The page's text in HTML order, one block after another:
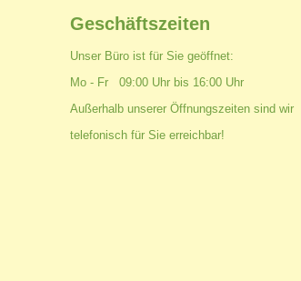
Geschäftszeiten
Unser Büro ist für Sie geöffnet:
Mo - Fr 09:00 Uhr bis 16:00 Uhr
Außerhalb unserer Öffnungszeiten sind wir
telefonisch für Sie erreichbar!